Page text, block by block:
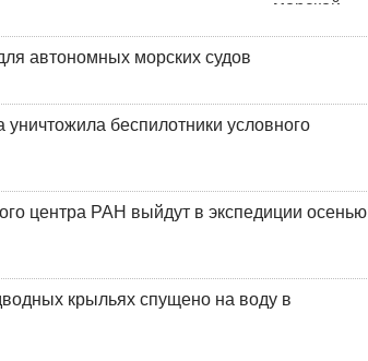
автономных морских судов
беспилотники условного
центра РАН выйдут в экспедиции осенью
крыльях спущено на воду в